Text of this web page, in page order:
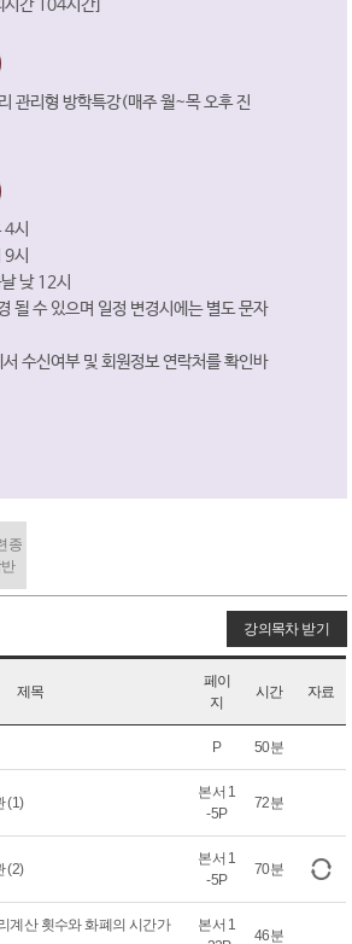
간 104시간]
관리형 방학특강(매주 월~목 오후 진
시
시
낮 12시
될 수 있으며 일정 변경시에는 별도 문자
수신여부 및 회원정보 연락처를 확인바
종
강의목차 받기
제목
페이
지
시간 자료
P 50분
(1)
본서 1
-5P
72분
(2)
본서 1
-5P
70분
계산 횟수와 화폐의 시간가
본서 1
46분